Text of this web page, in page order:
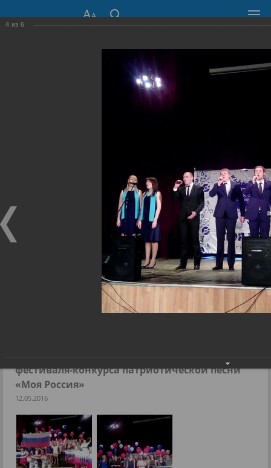
СОВЕТ ДЕПУТАТОВ
ГОРОДА НОВОСИБИРСКА
Общественная приемная
Фоторепортажи
›
Депутаты поздравили участников открытого фестиваля-
конкурса патриотической песни «Моя Россия»
фестиваля-конкурса патриотической песни
«Моя Россия»
12.05.2016
4 из 6